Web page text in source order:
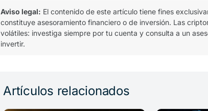
Aviso legal: El contenido de este artículo tiene fines
constituye asesoramiento financiero o de inversión. Las
volátiles: investiga siempre por tu cuenta y consulta a un
invertir.
Artículos relacionados